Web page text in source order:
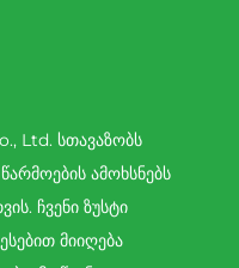
Ltd. სთავაზობს
ამოხსნებს
ჩვენი ზუსტი
მიიღება